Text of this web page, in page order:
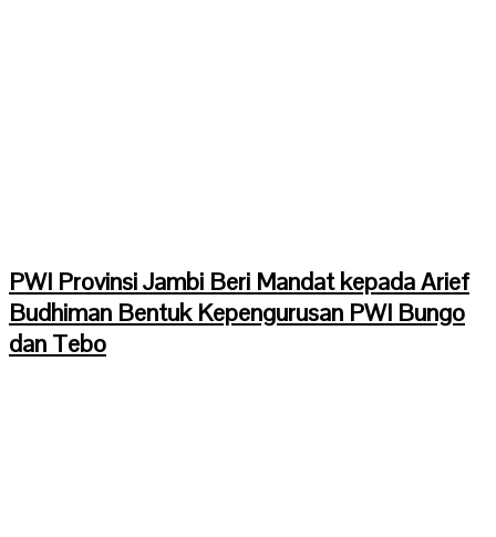
PWI Provinsi Jambi Beri Mandat kepada Arief
Budhiman Bentuk Kepengurusan PWI Bungo
dan Tebo